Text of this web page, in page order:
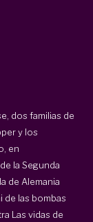
dos familias de
y los
en
la Segunda
de Alemania
de las bombas
Las vidas de